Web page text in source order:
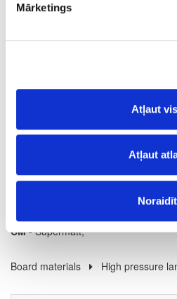
Mārketings
Atļaut
Atļaut
Noraidīt
CM- Supermatt;
Board materials High pressure